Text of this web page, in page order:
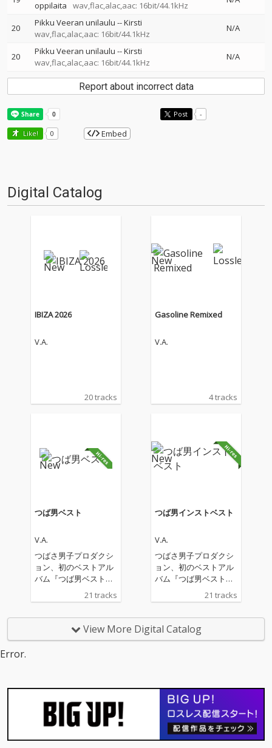
oppilaita wav,flac,alac,aac: 16bit/44.1kHz
20 Pikku Veeran unilaulu --Kirsti
wav,flac,alac,aac: 16bit/44.1kHz
N/A
20 Pikku Veeran unilaulu --Kirsti
wav,flac,alac,aac: 16bit/44.1kHz
N/A
Report about incorrect data
Post -
Like! 0 Embed
Digital Catalog
IBIZA 2026
V.A.
20 tracks
Gasoline Remixed
V.A.
4 tracks
つば男ベスト
V.A.
つばさ男子プロダクシ
ョン、初のベストアル
バム『つば男ベスト』
『つば男インストベス
ト』の2作品配信リリ
は、CUBERS、THE SU
PER FRUIT、世が世な
S）のTAKAを加えた総
勢20名が、本アルバム
のために歌唱した新録
「Samenaide」を含む
21 tracks
つば男インストベスト
V.A.
つばさ男子プロダクシ
ョン、初のベストアル
バム『つば男ベスト』
『つば男インストベス
ト』の2作品配信リリ
は、CUBERS、THE SU
PER FRUIT、世が世な
とつば男AP（CUBER
S）のTAKAを加えた総
勢20名が、本アルバム
のために歌唱した新録
「Samenaide」を含む
21 tracks
View More Digital Catalog
Error.